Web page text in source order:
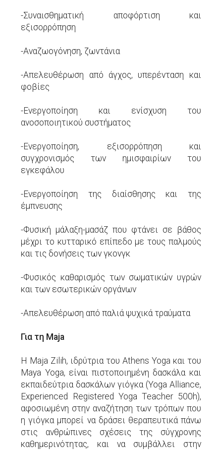
-Συναισθηματική αποφόρτιση και
εξισορρόπηση
-Αναζωογόνηση, ζωντάνια
-Απελευθέρωση από άγχος, υπερένταση και
φοβίες
-Ενεργοποίηση και ενίσχυση του
ανοσοποιητικού συστήματος
-Ενεργοποίηση, εξισορρόπηση και
συγχρονισμός των ημισφαιρίων του
εγκεφάλου
-Ενεργοποίηση της διαίσθησης και της
έμπνευσης
-Φυσική μάλαξη-μασάζ που φτάνει σε βάθος
μέχρι το κυτταρικό επίπεδο με τους παλμούς
και τις δονήσεις των γκονγκ
-Φυσικός καθαρισμός των σωματικών υγρών
και των εσωτερικών οργάνων
-Απελευθέρωση από παλιά ψυχικά τραύματα
Για τη Maja
H Μaja Ζilih, ιδρύτρια του Athens Yoga και του
Maya Yoga, είναι πιστοποιημένη δασκάλα και
εκπαιδεύτρια δασκάλων γιόγκα (Yoga Alliance,
Experienced Registered Yoga Teacher 500h),
αφοσιωμένη στην αναζήτηση των τρόπων που
η γιόγκα μπορεί να δράσει θεραπευτικά πάνω
στις ανθρώπινες σχέσεις της σύγχρονης
καθημερινότητας, και να συμβάλλει στην